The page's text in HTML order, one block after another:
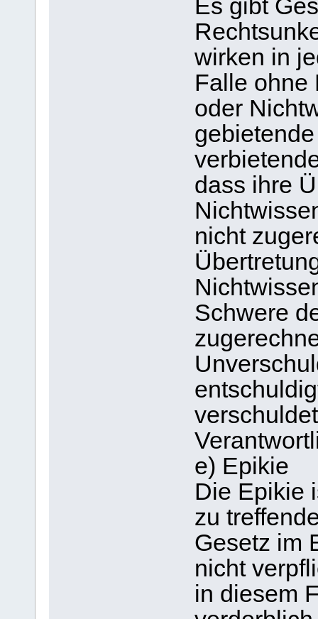
Es gibt
wirken in
Falle ohne
oder
dass ihre
nicht
Schwere
e) Epikie
Die Epikie
zu
Gesetz im
nicht
in diesem